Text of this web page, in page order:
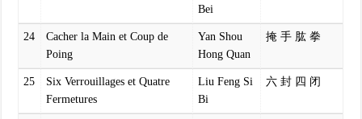
Bei
24
Cacher la Main et Coup de
Poing
Yan Shou
Hong Quan
掩 手 肱 拳
25
Six Verrouillages et Quatre
Fermetures
Liu Feng Si
Bi
六 封 四 闭